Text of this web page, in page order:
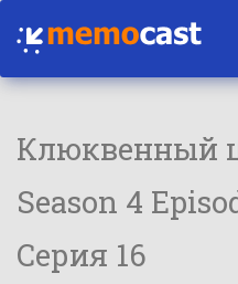
Клюквенный
Season 4
Серия 16